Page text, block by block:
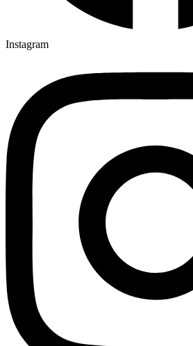
Instagram